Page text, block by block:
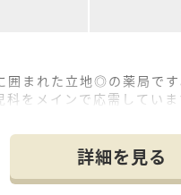
まれた立地◎の薬局です
をメインで応需していま
指導、薬剤情報の提供など
詳細を見る